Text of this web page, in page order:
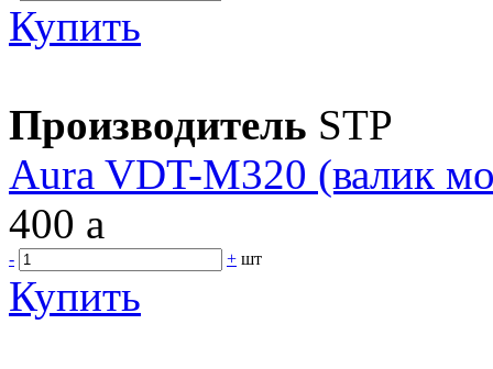
Купить
Производитель STP
Aura VDT-M320 (валик
400 a
- + шт
Купить